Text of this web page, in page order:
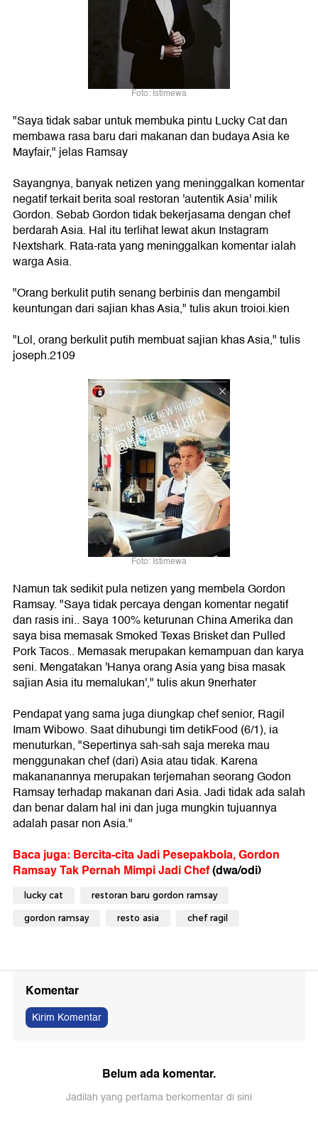
Foto: Istimewa
"Saya tidak sabar untuk membuka pintu Lucky Cat dan
membawa rasa baru dari makanan dan budaya Asia ke
Mayfair," jelas Ramsay
Sayangnya, banyak netizen yang meninggalkan komentar
negatif terkait berita soal restoran 'autentik Asia' milik
Gordon. Sebab Gordon tidak bekerjasama dengan chef
berdarah Asia. Hal itu terlihat lewat akun Instagram
Nextshark. Rata-rata yang meninggalkan komentar ialah
warga Asia.
"Orang berkulit putih senang berbinis dan mengambil
keuntungan dari sajian khas Asia," tulis akun troioi.kien
"Lol, orang berkulit putih membuat sajian khas Asia," tulis
joseph.2109
Foto: Istimewa
Namun tak sedikit pula netizen yang membela Gordon
Ramsay. "Saya tidak percaya dengan komentar negatif
dan rasis ini.. Saya 100% keturunan China Amerika dan
saya bisa memasak Smoked Texas Brisket dan Pulled
Pork Tacos.. Memasak merupakan kemampuan dan karya
seni. Mengatakan 'Hanya orang Asia yang bisa masak
sajian Asia itu memalukan'," tulis akun 9nerhater
Pendapat yang sama juga diungkap chef senior, Ragil
Imam Wibowo. Saat dihubungi tim detikFood (6/1), ia
menuturkan, "Sepertinya sah-sah saja mereka mau
menggunakan chef (dari) Asia atau tidak. Karena
makananannya merupakan terjemahan seorang Godon
Ramsay terhadap makanan dari Asia. Jadi tidak ada salah
dan benar dalam hal ini dan juga mungkin tujuannya
adalah pasar non Asia."
Baca juga: Bercita-cita Jadi Pesepakbola, Gordon
Ramsay Tak Pernah Mimpi Jadi Chef(dwa/odi)
lucky cat restoran baru gordon ramsay
gordon ramsay resto asia chef ragil
Komentar
Kirim Komentar
Belum ada komentar.
Jadilah yang pertama berkomentar di sini